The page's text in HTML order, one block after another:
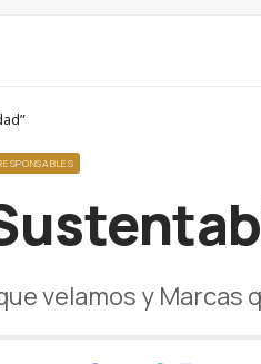
velamos y Marcas